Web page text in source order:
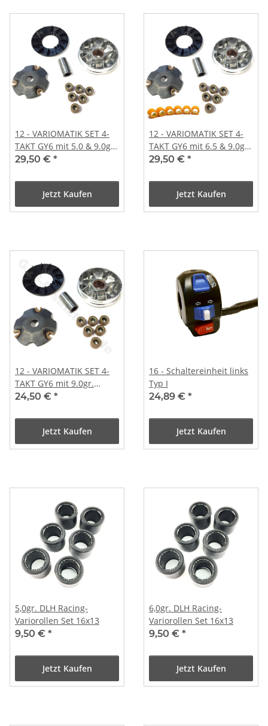
12 - VARIOMATIK SET 4-
TAKT GY6 mit 5.0 & 9.0gr.
Variorollen
29,50 € *
Jetzt Kaufen
12 - VARIOMATIK SET 4-
TAKT GY6 mit 6.5 & 9.0gr.
Variorollen
29,50 € *
Jetzt Kaufen
12 - VARIOMATIK SET 4-
TAKT GY6 mit 9.0gr.
Variorollen
24,50 € *
Jetzt Kaufen
16 - Schaltereinheit links
Typ I
24,89 € *
Jetzt Kaufen
5,0gr. DLH Racing-
Variorollen Set 16x13
9,50 € *
Jetzt Kaufen
6,0gr. DLH Racing-
Variorollen Set 16x13
9,50 € *
Jetzt Kaufen